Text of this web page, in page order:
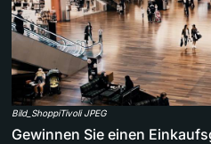
Bild_ShoppiTivoli JPEG
Gewinnen Sie einen